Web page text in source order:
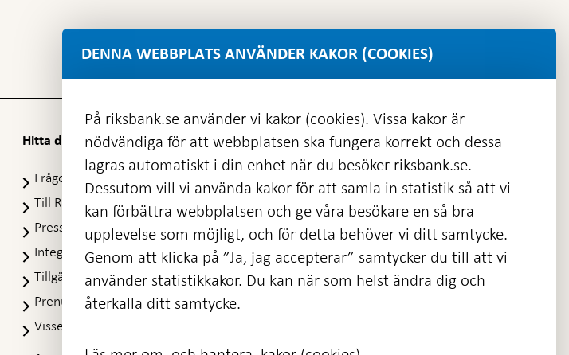
Hitta direkt
Frågor och svar
Öppnas
i
ny
flik
Till Riksbankens webbarkiv
Öppnas
ny
flik
Presskontakt
Integritetspolicy
Tillgänglighetsredogörelse
Prenumerera på utskick
Visselblåsning
DENNA WEBBPLATS ANVÄNDER KAKOR (COOKIES)
På riksbank.se använder vi kakor (cookies). Vissa kakor är
nödvändiga för att webbplatsen ska fungera korrekt och dessa
lagras automatiskt i din enhet när du besöker riksbank.se.
Dessutom vill vi använda kakor för att samla in statistik så att vi
kan förbättra webbplatsen och ge våra besökare en så bra
upplevelse som möjligt, och för detta behöver vi ditt samtycke.
Genom att klicka på ”Ja, jag accepterar” samtycker du till att vi
använder statistikkakor. Du kan när som helst ändra dig och
återkalla ditt samtycke.